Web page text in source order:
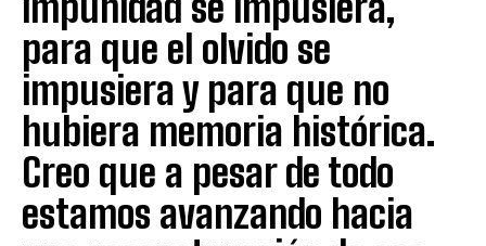
para que el olvido se
impusiera y para que no
hubiera memoria histórica.
Creo que a pesar de todo
estamos avanzando hacia